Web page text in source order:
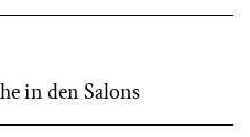
in den Salons